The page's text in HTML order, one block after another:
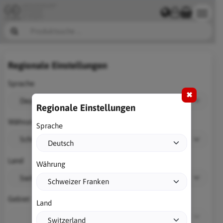
Regionale Einstellungen
Sprache
Währung
Land
Gebiet
✖
Regionale Einstellungen
Sprache
Währung
Land